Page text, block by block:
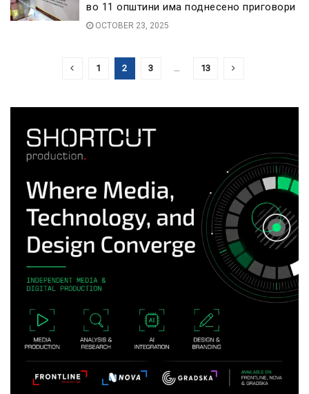
во 11 општини има поднесено приговори
OCTOBER 23, 2025
1 2 3 … 13